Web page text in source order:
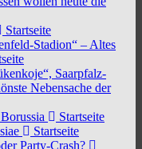
Startseite
Stadion“ – Altes
Saarpfalz-
Nebensache der
Startseite
Startseite
Party-Crash?